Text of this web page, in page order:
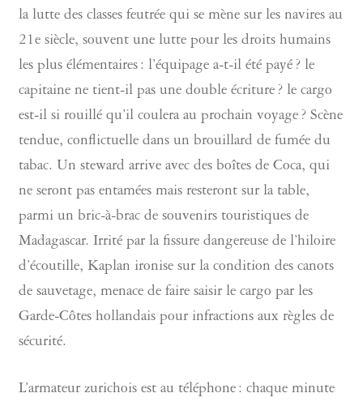
la lutte des classes feutrée qui se mène sur les navires au
21e siècle, souvent une lutte pour les droits humains
les plus élémentaires : l’équipage a-t-il été payé ? le
capitaine ne tient-il pas une double écriture ? le cargo
est-il si rouillé qu’il coulera au prochain voyage ? Scène
tendue, conflictuelle dans un brouillard de fumée du
tabac. Un steward arrive avec des boîtes de Coca, qui
ne seront pas entamées mais resteront sur la table,
parmi un bric-à-brac de souvenirs touristiques de
Madagascar. Irrité par la fissure dangereuse de l’hiloire
d’écoutille, Kaplan ironise sur la condition des canots
de sauvetage, menace de faire saisir le cargo par les
Garde-Côtes hollandais pour infractions aux règles de
sécurité.
L’armateur zurichois est au téléphone : chaque minute